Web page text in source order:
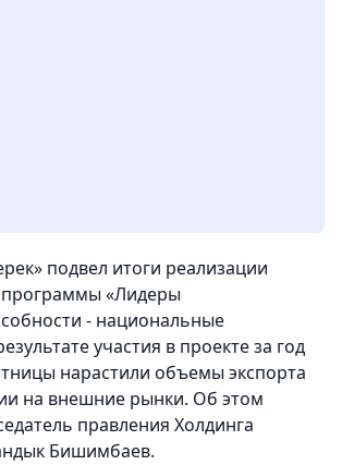
подвел итоги реализации
программы «Лидеры
- национальные
участия в проекте за год
нарастили объемы экспорта
на внешние рынки. Об этом
правления Холдинга
Бишимбаев.